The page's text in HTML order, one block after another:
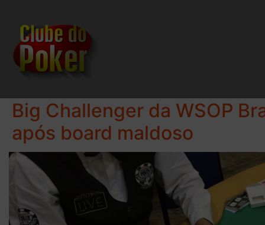
Big Challenger da WSOP
após board maldoso